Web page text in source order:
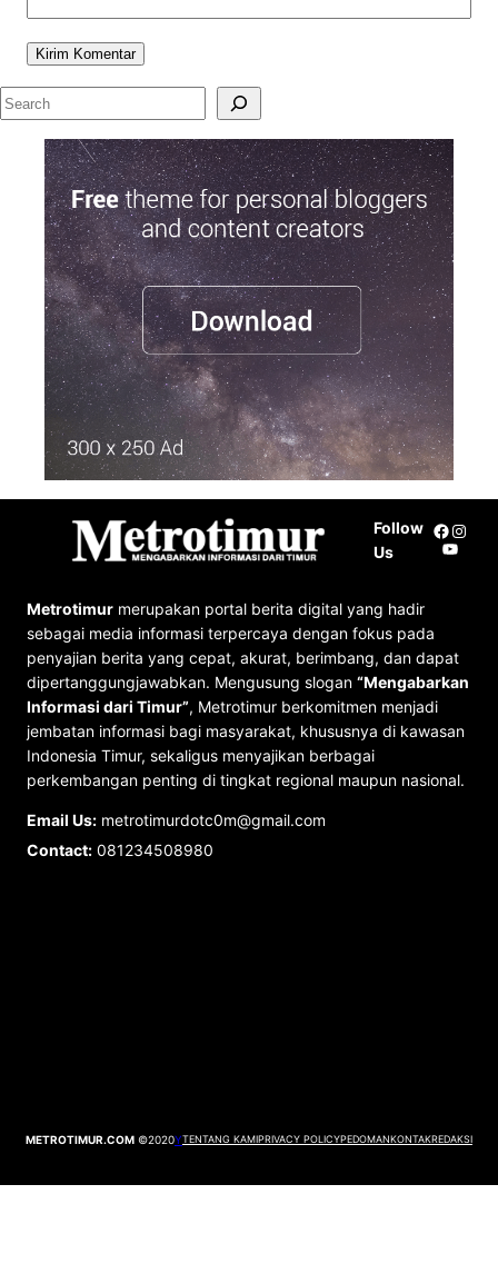
S
Follow
Us
Metrotimur merupakan portal berita digital yang hadir
sebagai media informasi terpercaya dengan fokus pada
penyajian berita yang cepat, akurat, berimbang, dan dapat
dipertanggungjawabkan. Mengusung slogan “Mengabarkan
Informasi dari Timur”, Metrotimur berkomitmen menjadi
jembatan informasi bagi masyarakat, khususnya di kawasan
Indonesia Timur, sekaligus menyajikan berbagai
perkembangan penting di tingkat regional maupun nasional.
Email Us: metrotimurdotc0m@gmail.com
Contact: 081234508980
METROTIMUR.COM ©2020YTENTANG KAMIPRIVACY POLICYPEDOMANKONTAKREDAKSI